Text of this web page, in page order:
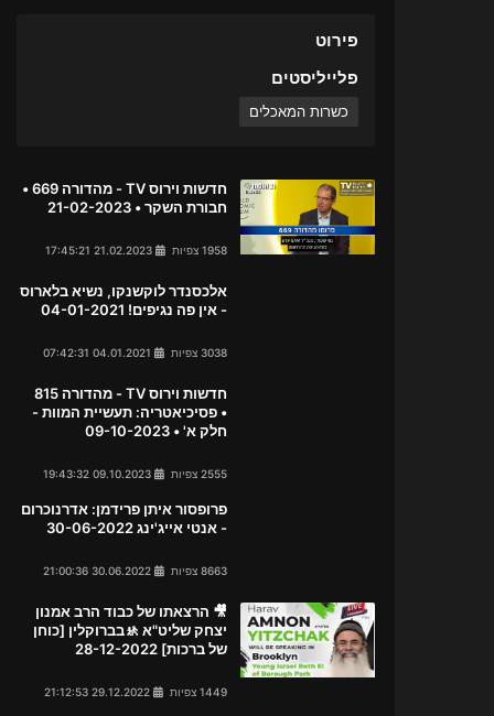
פירוט
פלייליסטים
כשרות המאכלים
חדשות וירוס TV - מהדורה 669 •
חבורת השקר • 21-02-2023
1958 צפיות
אלכסנדר לוקשנקו, נשיא בלארוס
- אין פה נגיפים! 04-01-2021
3038 צפיות
חדשות וירוס TV - מהדורה 815
• פסיכיאטריה: תעשיית המוות -
חלק א' • 09-10-2023
2555 צפיות
פרופסור איתן פרידמן: אדרנוכרום
- אנטי אייג'ינג 30-06-2022
8663 צפיות
🎥 הרצאתו של כבוד הרב אמנון
יצחק שליט"א 🚸בברוקלין [כוחן
של ברכות] 28-12-2022
1449 צפיות